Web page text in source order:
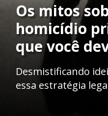
Os mitos
homicídio
que você
Desmistificando
essa estratégia